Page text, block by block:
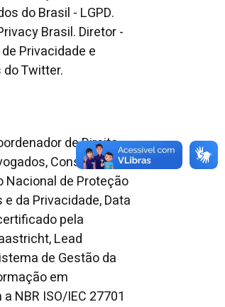
do Brasil - LGPD.
Brasil. Diretor -
Privacidade e
Twitter.
de Direito
Conselheiro
Nacional de Proteção
da Privacidade, Data
pela
Lead
de Gestão da
em
NBR ISO/IEC 27701